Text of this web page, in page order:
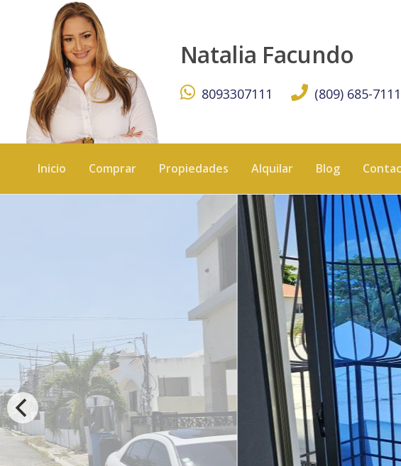
Natalia Facundo
8093307111 (809) 685-7111
Inicio Comprar Propiedades Alquilar Blog
Edificio de nueve apartamentos en lugar seguro y céntrico de Santiago de